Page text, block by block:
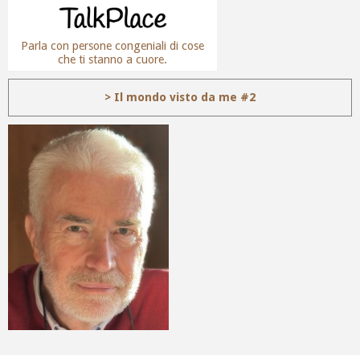
Parla con persone congeniali di cose
che ti stanno a cuore.
> Il mondo visto da me #2